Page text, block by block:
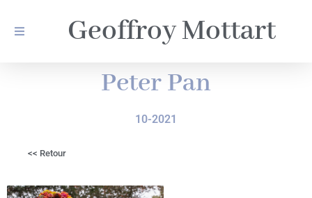
Geoffroy Mottart
Peter Pan
10-2021
<< Retour